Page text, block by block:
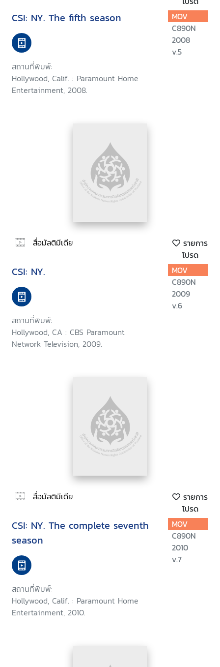
CSI: NY. The fifth season
สถานที่พิมพ์:
Hollywood, Calif. : Paramount Home
Entertainment, 2008.
MOV
C890N
2008
v.5
สื่อมัลติมีเดีย
รายการ
โปรด
CSI: NY.
สถานที่พิมพ์:
Hollywood, CA : CBS Paramount
Network Television, 2009.
MOV
C890N
2009
v.6
สื่อมัลติมีเดีย
รายการ
โปรด
CSI: NY. The complete seventh
season
สถานที่พิมพ์:
Hollywood, Calif. : Paramount Home
Entertainment, 2010.
MOV
C890N
2010
v.7